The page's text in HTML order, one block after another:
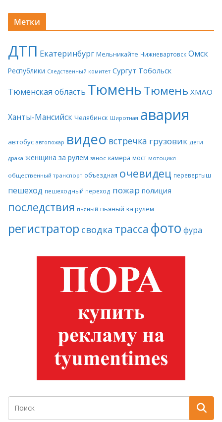
Метки
ДТП Екатеринбург Мельникайте Нижневартовск Омск
Республики Следственный комитет Сургут Тобольск
Тюменская область ТюменьТюмень ХМАО
Ханты-Мансийск Челябинск Широтная авария
автобус автопожар видео встречка грузовик дети
драка женщина за рулем занос камера мост мотоцикл
общественный транспорт объездная очевидец перевертыш
пешеход пешеходный переход пожар полиция
последствия пьяный пьяный за рулем
регистратор сводка трасса фото фура